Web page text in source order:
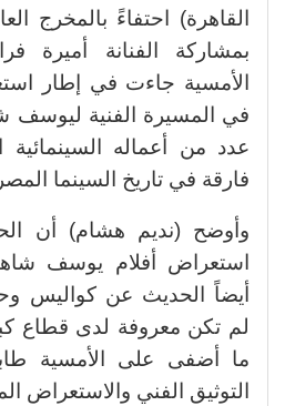
القاهرة) احتفاءً بالمخرج
بمشاركة الفنانة أميرة
الأمسية جاءت في إطار
في المسيرة الفنية ليوسف
عدد من أعماله
فارقة في تاريخ السينما
وأوضح (نديم هشام) أن
استعراض أفلام يوسف
أيضاً الحديث عن كواليس
لم تكن معروفة لدى قطاع
ما أضفى على الأمسية
التوثيق الفني والاستعراض